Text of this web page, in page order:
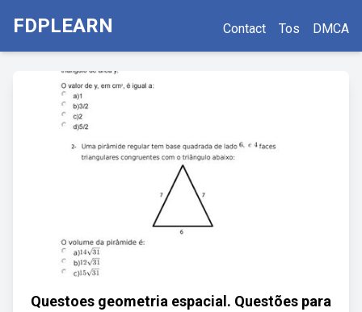
FDPLEARN Contact Tos DMCA
Questoes geometria espacial. Questões para